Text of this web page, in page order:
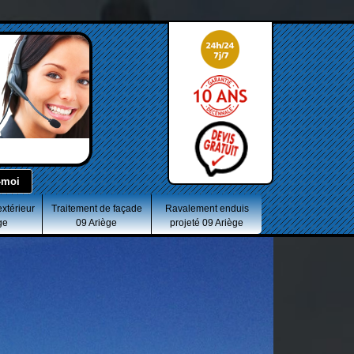
Traitement de façade
09 Ariège
Ravalement enduis
projeté 09 Ariège